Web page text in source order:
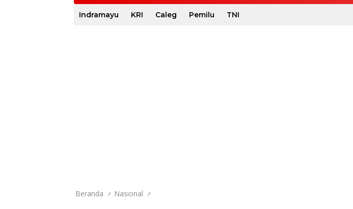
Indramayu KRI Caleg Pemilu TNI
Beranda Nasional